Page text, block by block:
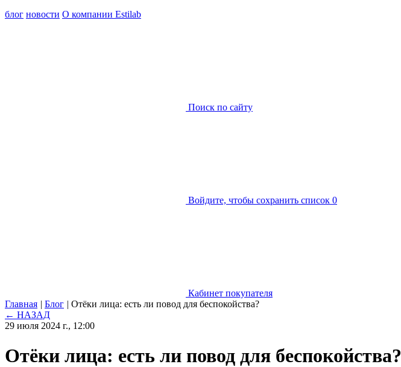
блог новости О компании Estilab
Поиск по сайту
Войдите, чтобы сохранить список 0
Кабинет покупателя
Главная | Блог | Отёки лица: есть ли повод для беспокойства?
← НАЗАД
29 июля 2024 г., 12:00
Отёки лица: есть ли повод для беспокойства?